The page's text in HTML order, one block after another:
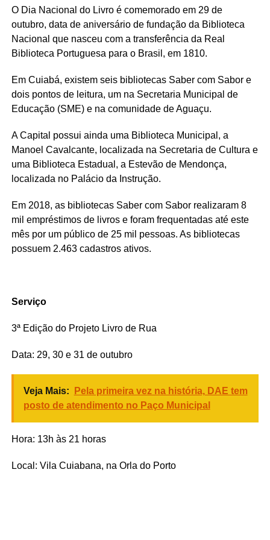
O Dia Nacional do Livro é comemorado em 29 de
outubro, data de aniversário de fundação da Biblioteca
Nacional que nasceu com a transferência da Real
Biblioteca Portuguesa para o Brasil, em 1810.
Em Cuiabá, existem seis bibliotecas Saber com Sabor e
dois pontos de leitura, um na Secretaria Municipal de
Educação (SME) e na comunidade de Aguaçu.
A Capital possui ainda uma Biblioteca Municipal, a
Manoel Cavalcante, localizada na Secretaria de Cultura e
uma Biblioteca Estadual, a Estevão de Mendonça,
localizada no Palácio da Instrução.
Em 2018, as bibliotecas Saber com Sabor realizaram 8
mil empréstimos de livros e foram frequentadas até este
mês por um público de 25 mil pessoas. As bibliotecas
possuem 2.463 cadastros ativos.
Serviço
3ª Edição do Projeto Livro de Rua
Data: 29, 30 e 31 de outubro
Veja Mais:
Pela primeira vez na história, DAE tem
posto de atendimento no Paço Municipal
Hora: 13h às 21 horas
Local: Vila Cuiabana, na Orla do Porto